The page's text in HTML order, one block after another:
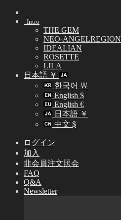
Skip
Intro
THE GEM
NEO-ANGELREGION
IDEALIAN
ROSETTE
LILA
日本語 ￥
한국어 ￦
English $
English €
日本語 ￥
中文 $
ログイン
加入
非会員注文照会
FAQ
Q&A
Newsletter